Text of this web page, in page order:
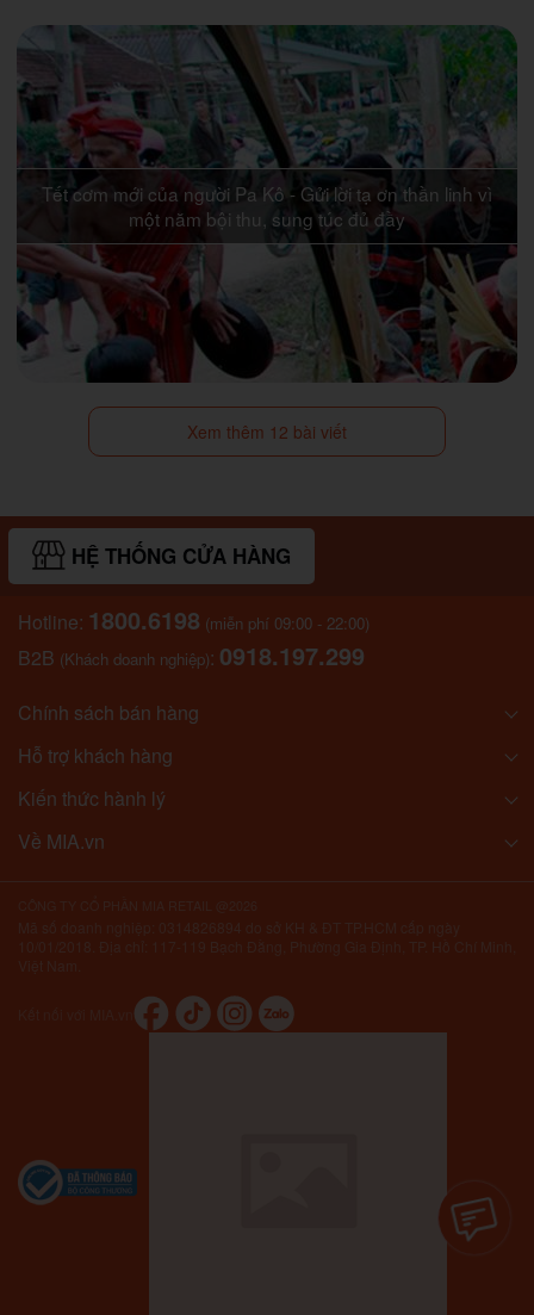
Tết cơm mới của người Pa Kô - Gửi lời tạ ơn thần linh vì
một năm bội thu, sung túc đủ đầy
Xem thêm 12 bài viết
HỆ THỐNG CỬA HÀNG
Hotline: 1800.6198 (miễn phí 09:00 - 22:00)
B2B (Khách doanh nghiệp): 0918.197.299
Chính sách bán hàng
Hỗ trợ khách hàng
Kiến thức hành lý
Về MIA.vn